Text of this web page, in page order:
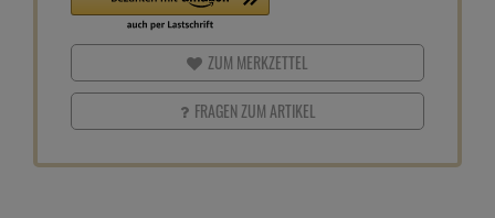
ZUM MERKZETTEL
FRAGEN ZUM ARTIKEL